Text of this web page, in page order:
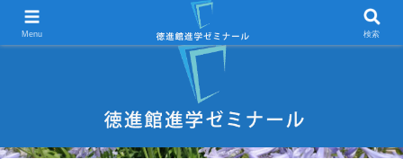
宇部市 学習塾 中学受験 高校受験 大学受験 進学塾 試験対策
Menu 検索